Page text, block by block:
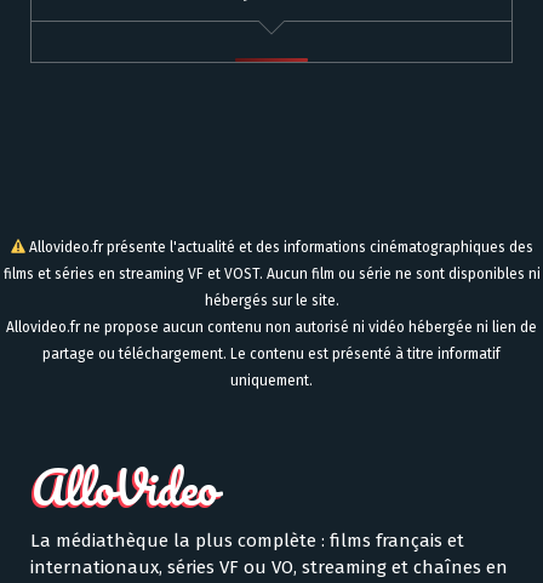
Allovideo.fr présente l'actualité et des informations cinématographiques des
films et séries en streaming VF et VOST. Aucun film ou série ne sont disponibles ni
hébergés sur le site.
Allovideo.fr ne propose aucun contenu non autorisé ni vidéo hébergée ni lien de
partage ou téléchargement. Le contenu est présenté à titre informatif
uniquement.
La médiathèque la plus complète : films français et
internationaux, séries VF ou VO, streaming et chaînes en